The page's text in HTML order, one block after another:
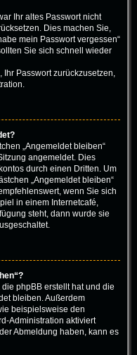
Ihr altes Passwort nicht
Dies machen Sie,
mein Passwort vergessen“
Sie sich schnell wieder
Passwort zurückzusetzen,
„Angemeldet bleiben“
angemeldet. Dies
durch einen Dritten. Um
„Angemeldet bleiben“
wenn Sie sich
in einem Internetcafé,
steht, dann wurde sie
phpBB erstellt hat und die
bleiben. Außerdem
beispielsweise den
Administration aktiviert
Abmeldung haben, kann es